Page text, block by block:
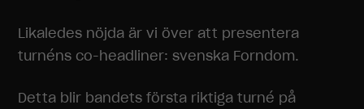
Likaledes nöjda är vi över att presentera
turnéns co-headliner: svenska Forndom.
Detta blir bandets första riktiga turné på